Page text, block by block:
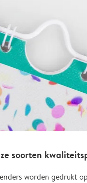
soorten
worden gedrukt